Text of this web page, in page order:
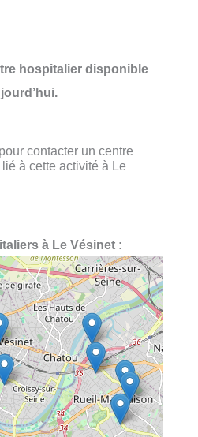
hospitalier disponible
contacter un centre
à cette activité à Le
à Le Vésinet :